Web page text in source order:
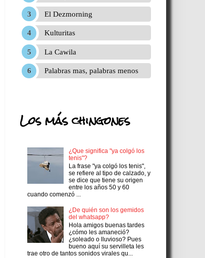
El Dezmorning
Kulturitas
La Cawila
Palabras mas, palabras menos
Los más chingones
¿Que significa "ya colgó los
tenis"?
La frase "ya colgó los tenis",
se refiere al tipo de calzado, y
se dice que tiene su origen
entre los años 50 y 60
cuando comenzó ...
¿De quién son los gemidos
del whatsapp?
Hola amigos buenas tardes
¿cómo les amaneció?
¿soleado o lluvioso? Pues
bueno aquí su servilleta les
trae otro de tantos sonidos virales qu...